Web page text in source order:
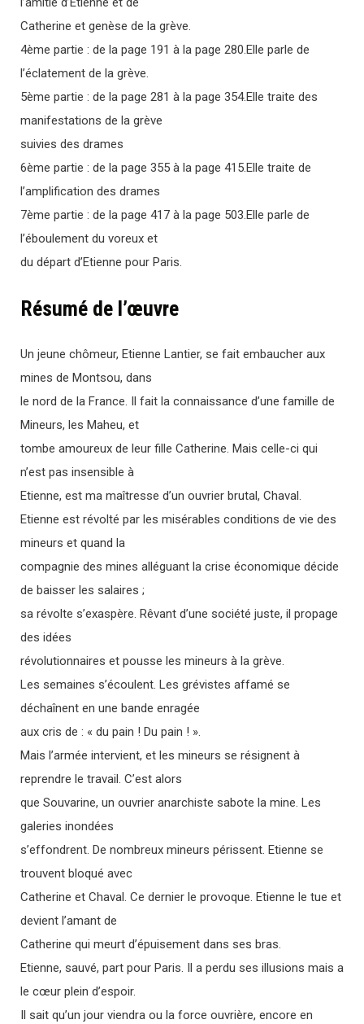
Catherine et genèse de la grève.
4ème partie : de la page 191 à la page 280.Elle parle de
l’éclatement de la grève.
5ème partie : de la page 281 à la page 354.Elle traite des
manifestations de la grève
suivies des drames
6ème partie : de la page 355 à la page 415.Elle traite de
l’amplification des drames
7ème partie : de la page 417 à la page 503.Elle parle de
l’éboulement du voreux et
du départ d’Etienne pour Paris.
Résumé de l’œuvre
Un jeune chômeur, Etienne Lantier, se fait embaucher aux
mines de Montsou, dans
le nord de la France. Il fait la connaissance d’une famille de
Mineurs, les Maheu, et
tombe amoureux de leur fille Catherine. Mais celle-ci qui
n’est pas insensible à
Etienne, est ma maîtresse d’un ouvrier brutal, Chaval.
Etienne est révolté par les misérables conditions de vie des
mineurs et quand la
compagnie des mines alléguant la crise économique décide
de baisser les salaires ;
sa révolte s’exaspère. Rêvant d’une société juste, il propage
des idées
révolutionnaires et pousse les mineurs à la grève.
Les semaines s’écoulent. Les grévistes affamé se
déchaînent en une bande enragée
aux cris de : « du pain ! Du pain ! ».
Mais l’armée intervient, et les mineurs se résignent à
reprendre le travail. C’est alors
que Souvarine, un ouvrier anarchiste sabote la mine. Les
galeries inondées
s’effondrent. De nombreux mineurs périssent. Etienne se
trouvent bloqué avec
Catherine et Chaval. Ce dernier le provoque. Etienne le tue et
devient l’amant de
Catherine qui meurt d’épuisement dans ses bras.
Etienne, sauvé, part pour Paris. Il a perdu ses illusions mais a
le cœur plein d’espoir.
Il sait qu’un jour viendra ou la force ouvrière, encore en